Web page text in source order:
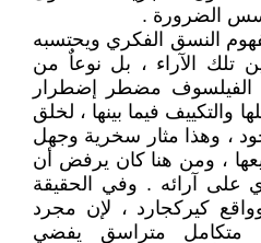
الضرورة .
النسق الفكري ويحتسبه
تلك الآراء ، بل نوعاٌ من
الفيلسوف مضطر إضطرار
والتكييف فيما بينها ، لخلق
، وهذا مثار سخرية وجهل
، ومن هنا كان يرفض أن
على آرائه . وفي الحقيقة
كيركجارد ، لإن مجرد
متراسق يفضي